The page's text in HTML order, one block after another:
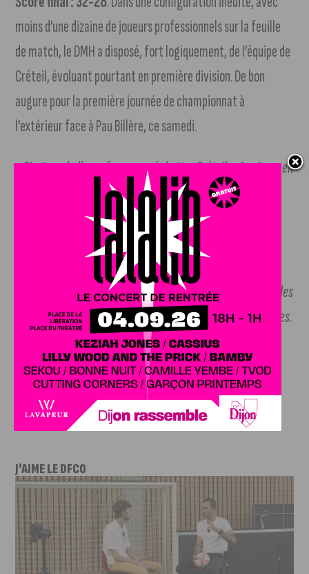
moins d’une dizaine de joueurs professionnels sur la feuille
de match, le DMH a disposé, fort logiquement, de l’équipe de
Créteil, évoluant pourtant en première division. De bon
augure pour la première journée de championnat à
l’extérieur face à Pau Billère, ce samedi.
«C’est une belle performance de battre Créteil qui va jouer en
D1. On a mis la manière. Il y a eu quelques temps faibles qui
ont permis à nos adversaires de revenir dans le match à un
moment donné alors qu’on dominait.32-28, c’est un score
mérité sur l’ensemble du match » , a analysé l’entraineur
Dijonnais Mehdi Ighirri.Maintenant on a beaucoup sollicité les
mêmes joueurs pendant presque 45 minutes voire 50 minutes.
Ils vont devoir récupérer. Mais les jeunes ont été au rendez-
vous : ils s’entrainent avec nous depuis le début de la prépa
donc on savait qu’ils avaient leur place. Quand on les fait
entrer et qu’ils peuvent nous aider, ils sont là pour ça »
J'AIME LE DFCO